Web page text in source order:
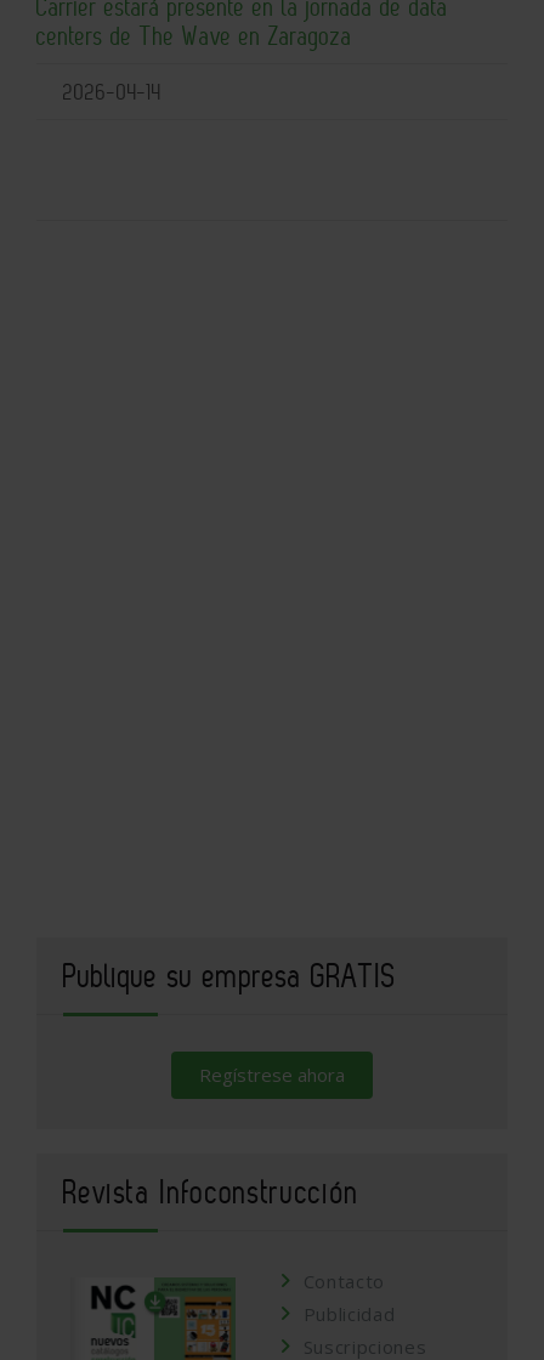
Carrier estará presente en la jornada de data
centers de The Wave en Zaragoza
2026-04-14
Publique su empresa GRATIS
Regístrese ahora
Revista Infoconstrucción
Contacto
Publicidad
Suscripciones